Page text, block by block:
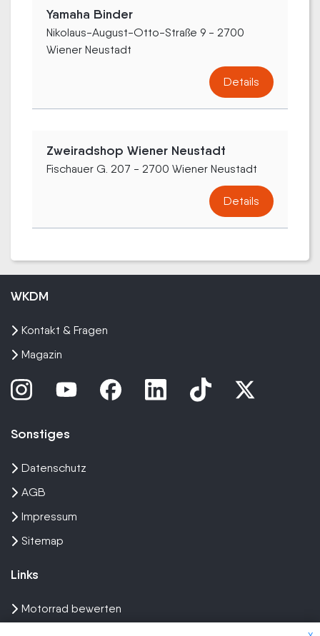
Yamaha Binder
Nikolaus-August-Otto-Straße 9 - 2700
Wiener Neustadt
Details
Zweiradshop Wiener Neustadt
Fischauer G. 207 - 2700 Wiener Neustadt
Details
WKDM
Kontakt & Fragen
Magazin
Sonstiges
Datenschutz
AGB
Impressum
Sitemap
Links
Motorrad bewerten